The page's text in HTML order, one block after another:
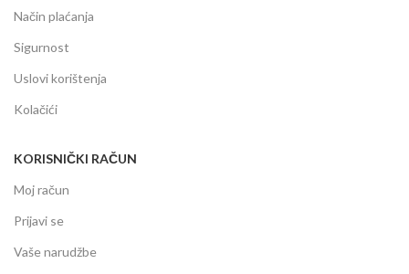
Način plaćanja
Sigurnost
Uslovi korištenja
Kolačići
KORISNIČKI RAČUN
Moj račun
Prijavi se
Vaše narudžbe